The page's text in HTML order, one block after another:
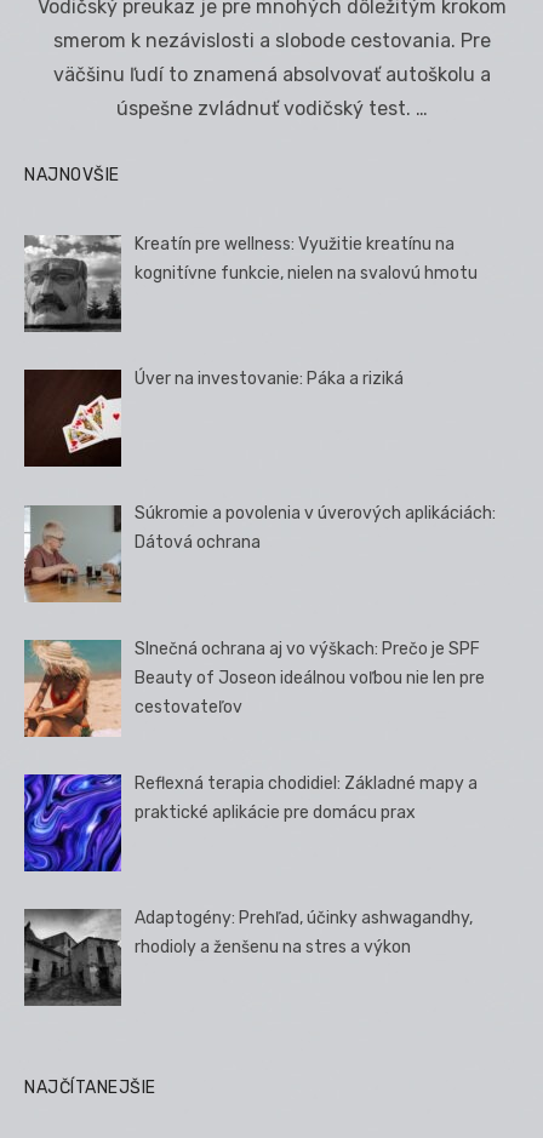
Vodičský preukaz je pre mnohých dôležitým krokom
smerom k nezávislosti a slobode cestovania. Pre
väčšinu ľudí to znamená absolvovať autoškolu a
úspešne zvládnuť vodičský test. …
NAJNOVŠIE
Kreatín pre wellness: Využitie kreatínu na
kognitívne funkcie, nielen na svalovú hmotu
Úver na investovanie: Páka a riziká
Súkromie a povolenia v úverových aplikáciách:
Dátová ochrana
Slnečná ochrana aj vo výškach: Prečo je SPF
Beauty of Joseon ideálnou voľbou nie len pre
cestovateľov
Reflexná terapia chodidiel: Základné mapy a
praktické aplikácie pre domácu prax
Adaptogény: Prehľad, účinky ashwagandhy,
rhodioly a ženšenu na stres a výkon
NAJČÍTANEJŠIE